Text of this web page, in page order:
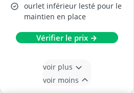
ourlet inférieur lesté pour le
maintien en place
Vérifier le prix →
voir plus
voir moins